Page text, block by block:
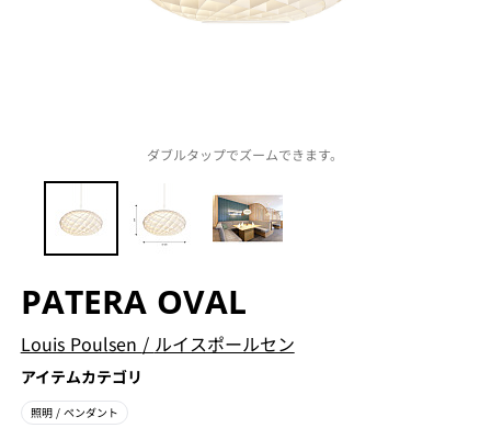
ダブルタップでズームできます。
PATERA OVAL
Louis Poulsen / ルイスポールセン
アイテムカテゴリ
照明 / ペンダント